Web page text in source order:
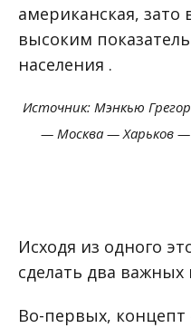
американская,
высоким
населения .
Источник: Мэнкью
— Москва — Харьков —
Исходя из одного
сделать два важных
Во-первых, концепт